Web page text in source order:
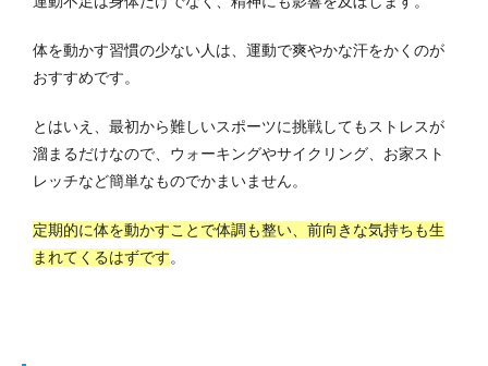
体を動かす習慣の少ない人は、運動で爽やかな汗をかくのが
おすすめです。
とはいえ、最初から難しいスポーツに挑戦してもストレスが
溜まるだけなので、ウォーキングやサイクリング、お家スト
レッチなど簡単なものでかまいません。
定期的に体を動かすことで体調も整い、前向きな気持ちも生
まれてくるはずです。